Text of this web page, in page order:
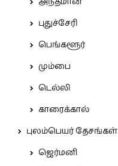
புதுச்சேரி
பெங்களூர்
மும்பை
டெல்லி
காரைக்கால்
புலம்பெயர் தேசங்கள்
ஜெர்மனி